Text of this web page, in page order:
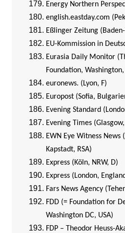
Energy Northern
english.eastday.com
Eßlinger Zeitung
EU-Kommission in
Eurasia Daily Monitor
Foundation, Washington,
euronews. (Lyon, F)
Europost (Sofia,
Evening Standard
Evening Times
EWN Eye Witness News
Kapstadt, RSA)
Express (Köln, NRW, D)
Express (London,
Fars News Agency
FDD (= Foundation for
Washington DC, USA)
FDP – Theodor Heuss-